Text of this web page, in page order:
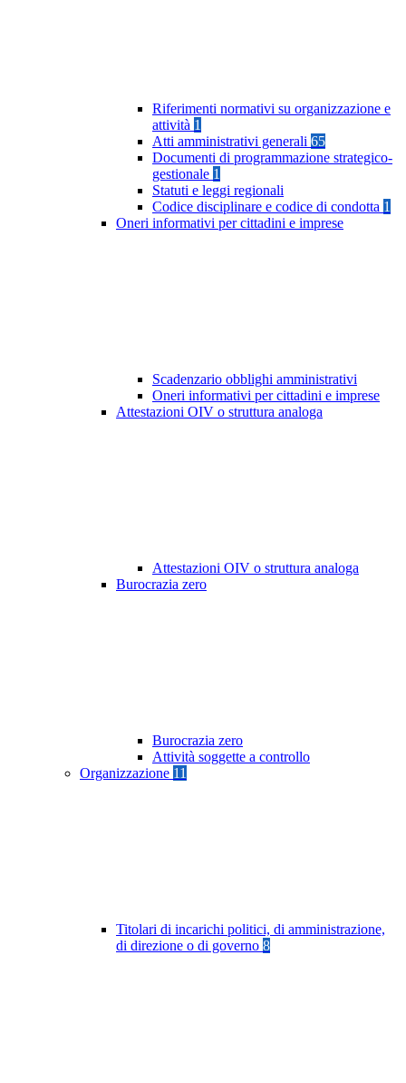
Riferimenti normativi su organizzazione e
attività 1
Atti amministrativi generali 65
Documenti di programmazione strategico-
gestionale 1
Statuti e leggi regionali
Codice disciplinare e codice di condotta 1
Oneri informativi per cittadini e imprese
Scadenzario obblighi amministrativi
Oneri informativi per cittadini e imprese
Attestazioni OIV o struttura analoga
Attestazioni OIV o struttura analoga
Burocrazia zero
Burocrazia zero
Attività soggette a controllo
Organizzazione 11
Titolari di incarichi politici, di amministrazione,
di direzione o di governo 8